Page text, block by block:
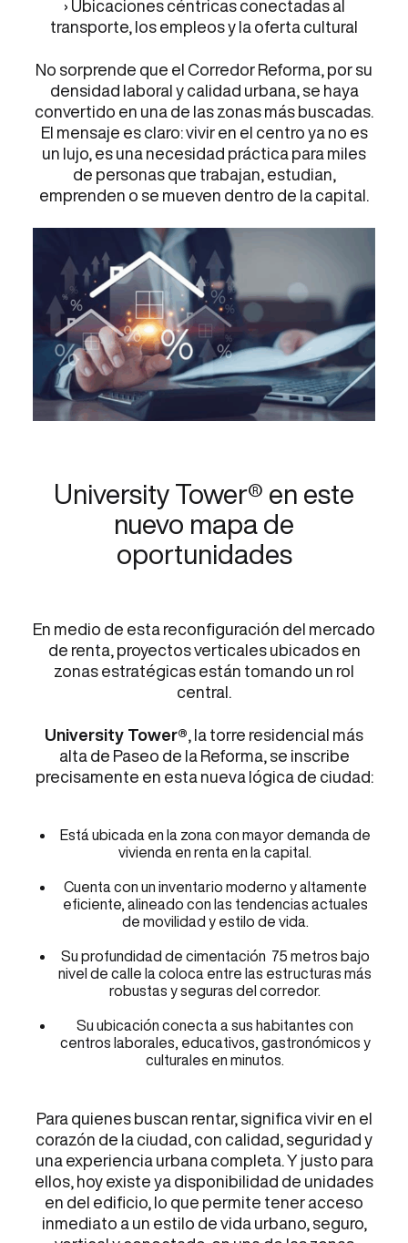
› Ubicaciones céntricas conectadas al
transporte, los empleos y la oferta cultural
No sorprende que el Corredor Reforma, por su
densidad laboral y calidad urbana, se haya
convertido en una de las zonas más buscadas.
El mensaje es claro: vivir en el centro ya no es
un lujo, es una necesidad práctica para miles
de personas que trabajan, estudian,
emprenden o se mueven dentro de la capital.
University Tower® en este
nuevo mapa de
oportunidades
En medio de esta reconfiguración del mercado
de renta, proyectos verticales ubicados en
zonas estratégicas están tomando un rol
central.
University Tower® , la torre residencial más
alta de Paseo de la Reforma, se inscribe
precisamente en esta nueva lógica de ciudad:
Está ubicada en la zona con mayor demanda de
vivienda en renta en la capital.
Cuenta con un inventario moderno y altamente
eficiente, alineado con las tendencias actuales
de movilidad y estilo de vida.
Su profundidad de cimentación 75 metros bajo
nivel de calle la coloca entre las estructuras más
robustas y seguras del corredor.
Su ubicación conecta a sus habitantes con
centros laborales, educativos, gastronómicos y
culturales en minutos.
Para quienes buscan rentar, significa vivir en el
corazón de la ciudad, con calidad, seguridad y
una experiencia urbana completa. Y justo para
ellos, hoy existe ya disponibilidad de unidades
en del edificio, lo que permite tener acceso
inmediato a un estilo de vida urbano, seguro,